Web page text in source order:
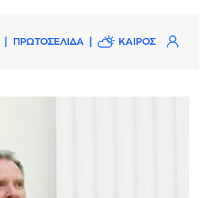
ΠΡΩΤΟΣΕΛΙΔΑ ΚΑΙΡΟΣ